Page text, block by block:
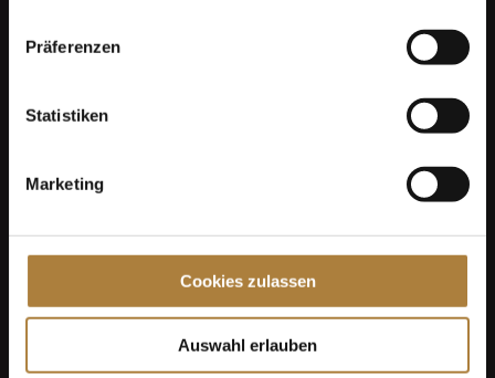
Präferenzen
Statistiken
Marketing
Cookies zulassen
Auswahl erlauben
Kontakt
Spendenkonto
IBAN DE10 4007 0080 0026 1545 00
BIC DEUTDE3B400
Konto 026154500